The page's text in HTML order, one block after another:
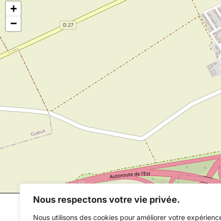
Nous respectons votre vie privée.
Nous utilisons des cookies pour améliorer votre
+
−